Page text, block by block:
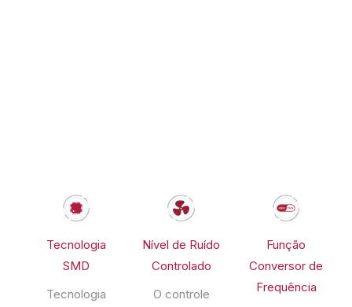
Tecnologia
SMD
Tecnologia
Nível de Ruído
Controlado
O controle
Função
Conversor de
Frequência